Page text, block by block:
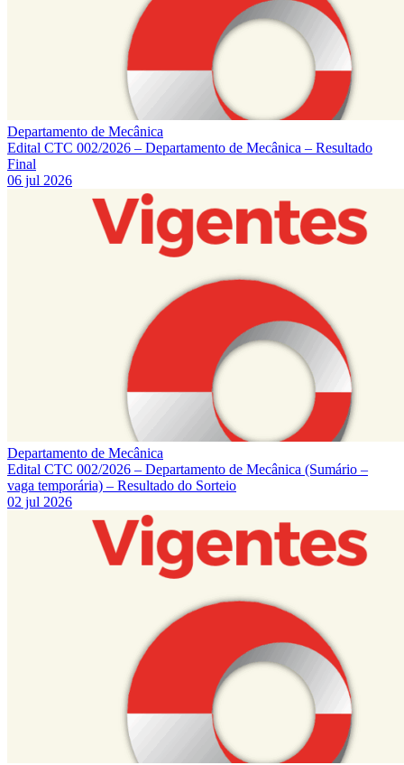
Departamento de Mecânica
Edital CTC 002/2026 – Departamento de Mecânica – Resultado
Final
06 jul 2026
Departamento de Mecânica
Edital CTC 002/2026 – Departamento de Mecânica (Sumário –
vaga temporária) – Resultado do Sorteio
02 jul 2026